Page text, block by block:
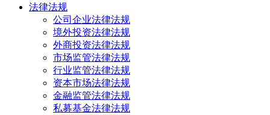
法律法规
公司企业法律法规
境外投资法律法规
外商投资法律法规
市场监管法律法规
行业监管法律法规
资本市场法律法规
金融监管法律法规
私募基金法律法规